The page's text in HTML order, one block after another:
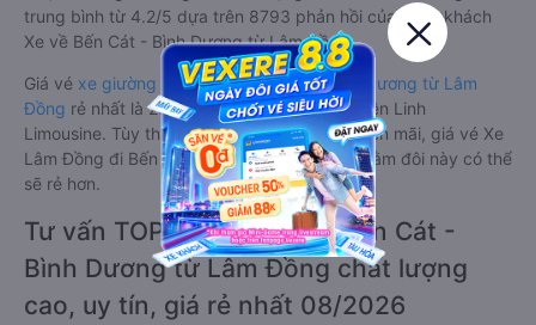
trung bình từ 4.2/5 dựa trên 8793 phản hồi của hành khách
Xe về Bến Cát - Bình Dương từ Lâm Đồng.
Giá vé xe giường nằm đôi đi Bến Cát - Bình Dương từ Lâm
Đồng rẻ nhất là 230000VND của hãng xe Điền Linh
Limousine. Tùy thuộc vào chương trình khuyến mãi, giá vé Xe
Lâm Đồng đi Bến Cát - Bình Dương giường nằm đôi này có thể
sẽ rẻ hơn.
Tư vấn TOP 2 xe khách đi Bến Cát -
Bình Dương từ Lâm Đồng chất lượng
cao, uy tín, giá rẻ nhất 08/2026